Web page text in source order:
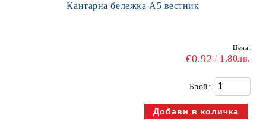
Кантарна бележка А5 вестник
Цена:
€0.92 1.80лв.
Брой: